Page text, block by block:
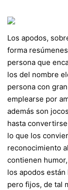
Los apodos,
forma
persona que
los del nombre
persona con
emplearse por
además son
hasta
lo que los
reconocimiento
contienen
los apodos
pero fijos, de tal